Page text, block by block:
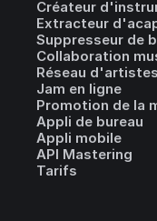
Créateur
Extracteur
Suppresseur de
Collaboration
Réseau d'artistes
Jam en ligne
Promotion de la
Appli de bureau
Appli mobile
API Mastering
Tarifs